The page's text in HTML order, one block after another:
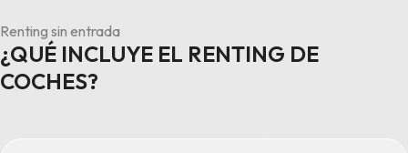
Renting sin entrada
¿QUÉ INCLUYE EL RENTING DE
COCHES?